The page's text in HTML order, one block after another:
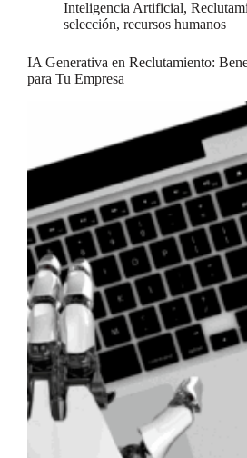
Inteligencia Artificial,
selección, recursos humanos
IA Generativa en Reclutamiento:
para Tu Empresa